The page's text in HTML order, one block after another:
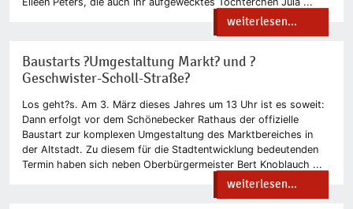
weiterlesen...
Baustarts ?Umgestaltung Markt? und ?
Geschwister-Scholl-Straße?
Los geht?s. Am 3. März dieses Jahres um 13 Uhr ist es soweit:
Dann erfolgt vor dem Schönebecker Rathaus der offizielle
Baustart zur komplexen Umgestaltung des Marktbereiches in
der Altstadt. Zu diesem für die Stadtentwicklung bedeutenden
Termin haben sich neben Oberbürgermeister Bert Knoblauch ...
weiterlesen...